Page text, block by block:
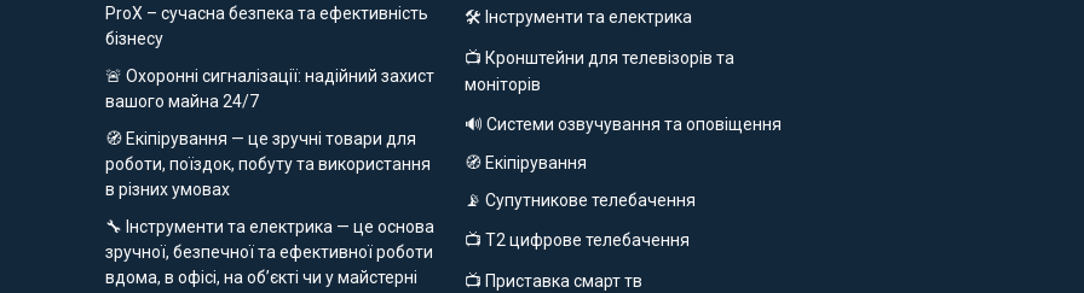
ProX – сучасна безпека та ефективність
бізнесу
🚨 Охоронні сигналізації: надійний захист
вашого майна 24/7
🧭 Екіпірування — це зручні товари для
роботи, поїздок, побуту та використання
в різних умовах
🔧 Інструменти та електрика — це основа
зручної, безпечної та ефективної роботи
вдома, в офісі, на об’єкті чи у майстерні
🛠️ Інструменти та електрика
📺 Кронштейни для телевізорів та
моніторів
🔊 Системи озвучування та оповіщення
🧭 Екіпірування
📡 Супутникове телебачення
📺 Т2 цифрове телебачення
📺 Приставка смарт тв